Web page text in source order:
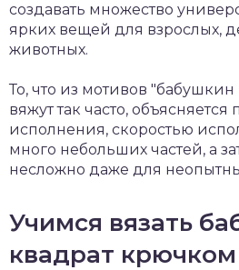
создавать множество
ярких вещей для взрослых,
животных.
То, что из мотивов
вяжут так часто, объясняется
исполнения, скоростью
много небольших частей, а
несложно даже для
Учимся вязать
квадрат крючком